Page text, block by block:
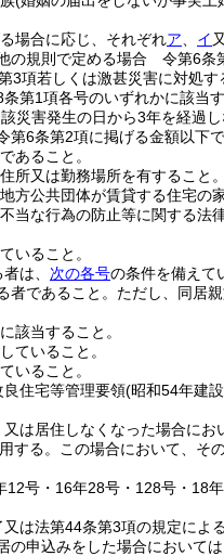
場合に応じ、それぞれア イ
の規則で定める場合 令第6条
3項若しくは激甚災害に対処
第1項各号のいずれかに該
災害発生の日から3年を経過
6条第2項に掲げる金額以下
あること。
所又は勤務場所を有すること。
方公共団体が賃貸する住宅の
当な行為の防止等に関する法
いること。
は、 次の各号の条件を備えて
者であること。 ただし、同居
該当すること。
ていること。
いること。
住宅等管理要領(昭和54年建
は居住しなくなった場合に
する。 この場合において、そ
号・16年28号・128号・18
は法第44条第3項の規定に
申込みをした場合においては